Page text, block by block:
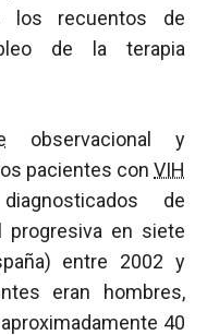
los recuentos de
de la terapia
observacional y
pacientes con VIH
de
progresiva en siete
entre 2002 y
eran hombres,
40